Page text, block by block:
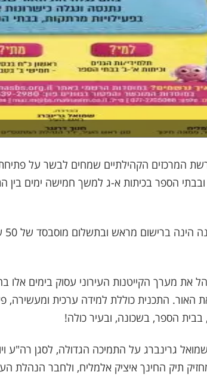
המרכזים הקהילתיים שמחים לבשר על
את מערך הקייטנות העירוני עסוק בימים אלו
האור. התכנית כוללת למידה ערכית ומעשירה,
הספר, בשכונה, ובעיר כולה!
גרינברג על התמיכה הגדולה, לסגן רה"ע
תיק החינך איציק אלמליח, ולחבר הנהלת